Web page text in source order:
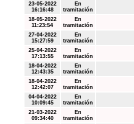
23-05-2022
16:16:48
En
tramitación
18-05-2022
11:23:54
En
tramitación
27-04-2022
15:27:59
En
tramitación
25-04-2022
17:13:55
En
tramitación
18-04-2022
12:43:35
En
tramitación
18-04-2022
12:42:07
En
tramitación
04-04-2022
10:09:45
En
tramitación
21-03-2022
09:34:40
En
tramitación